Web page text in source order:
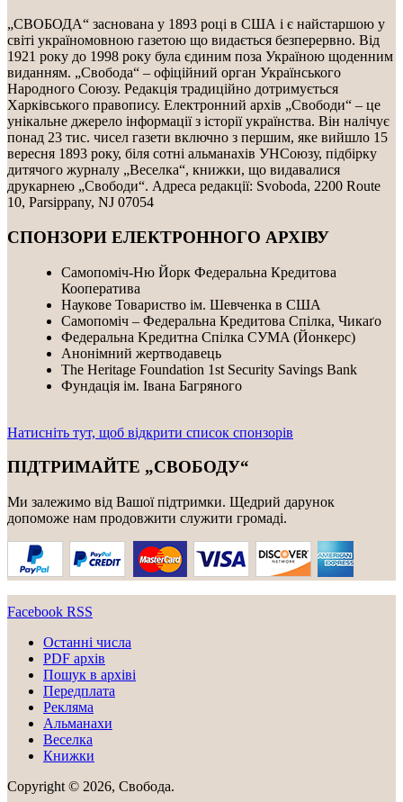
„СВОБОДА“ заснована у 1893 році в США і є найстаршою у
світі україномовною газетою що видається безперервно. Від
1921 року до 1998 року була єдиним поза Україною щоденним
виданням. „Свобода“ – офіційний орган Українського
Народного Союзу. Редакція традиційно дотримується
Харківського правопису. Електронний архів „Свободи“ – це
унікальне джерело інформації з історії українства. Він налічує
понад 23 тис. чисел газети включно з першим, яке вийшло 15
вересня 1893 року, біля сотні альманахів УНСоюзу, підбірку
дитячого журналу „Веселка“, книжки, що видавалися
друкарнею „Свободи“. Адреса редакції: Svoboda, 2200 Route
10, Parsippany, NJ 07054
СПОНЗОРИ ЕЛЕКТРОННОГО АРХІВУ
Самопоміч-Ню Йорк Федеральна Кредитова
Кооператива
Наукове Товариство ім. Шевченка в США
Самопоміч – Федеральна Кредитова Спілка, Чикаґо
Федеральнa Kредитнa Спілка CУMA (Йонкерс)
Анонімний жертводавець
The Heritage Foundation 1st Security Savings Bank
Фундація ім. Івана Багряного
Натисніть тут, щоб відкрити список спонзорів
ПІДТРИМАЙТЕ „СВОБОДУ“
Ми залежимо від Вашої підтримки. Щедрий дарунок
допоможе нам продовжити служити громаді.
Facebook RSS
Останні числа
PDF архів
Пошук в архіві
Передплата
Рекляма
Альманахи
Веселка
Книжки
Copyright © 2026, Свобода.